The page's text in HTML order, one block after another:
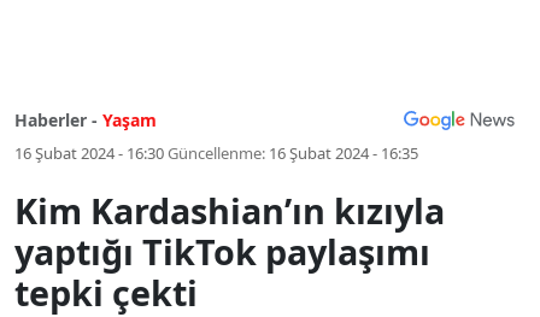
Haberler - Yaşam
16 Şubat 2024 - 16:30Güncellenme: 16 Şubat 2024 - 16:35
Kim Kardashian’ın kızıyla
yaptığı TikTok paylaşımı
tepki çekti